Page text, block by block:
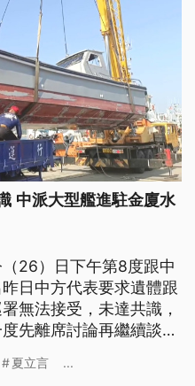
中派大型艦進駐金廈水
26）日下午第8度跟中
日中方代表要求遺體跟
無法接受，未達共識，
先離席討論再繼續談
駐金廈水域，金門漁會
夏立言 ...